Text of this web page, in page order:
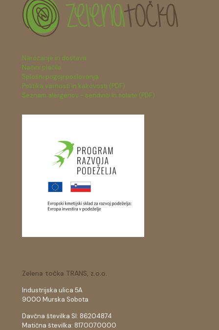
Naročanje in dostava
Načini plačila
Splošni pogoji poslovanja
Politika varnosti in kakovosti (PDF)
Seznam alergenov - sendviči in solate (PDF)
Zelena točka TRANS, z.o.o.
Industrijska ulica 5A
9000 Murska Sobota
Davčna številka SI: 86204874
Matična številka: 8170070000